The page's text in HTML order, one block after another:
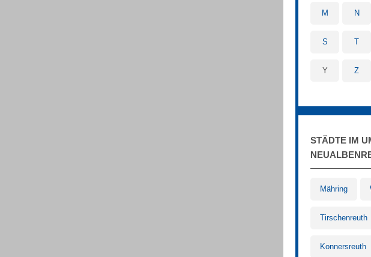
M N
S T
Y Z
STÄDTE IM
Mähring
Tirschenreuth
Konnersreuth